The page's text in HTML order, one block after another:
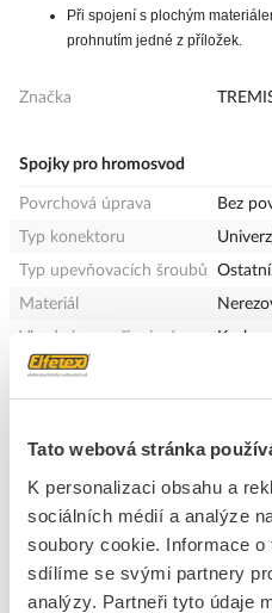
Tato webová stránka
K personalizaci obsahu a
sociálních médií a analýze
soubory cookie. Informace
sdílíme se svými partnery
analýzy. Partneři tyto údaje
Při spojení s plochým
prohnutím jedné z příložek.
Značka
Spojky pro hromosvod
Povrchová úprava
Bez
Typ konektoru
Typ upevňovacích šroubů
Materiál
Vhodné pro připojení
Tremis s.r.o.
Adresa: č.p. 28, 420 02 Lukavec,
Telefon: 416 531 460
E-mail:info@tremis.cz
www.tremis.cz
Ke stažení